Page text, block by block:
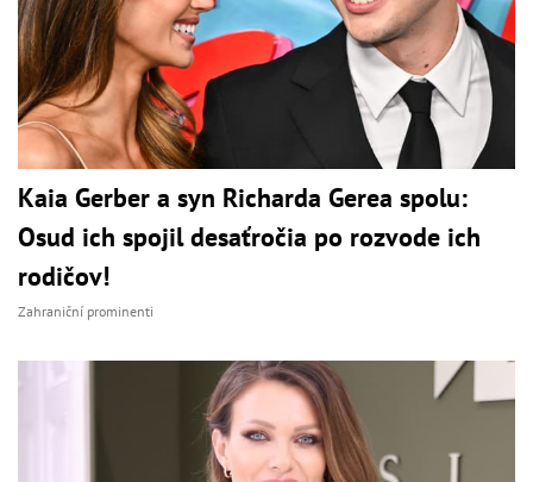
Kaia Gerber a syn Richarda Gerea spolu:
Osud ich spojil desaťročia po rozvode ich
rodičov!
Zahraniční prominenti